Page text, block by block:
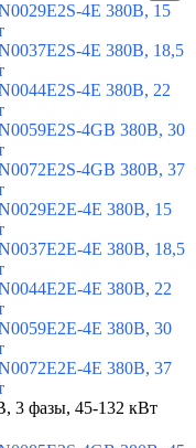
4E 380В, 15
4E 380В, 18,5
4E 380В, 22
4GB 380В, 30
4GB 380В, 37
4E 380В, 15
4E 380В, 18,5
4E 380В, 22
4E 380В, 30
4E 380В, 37
3 фазы, 45-132 кВт